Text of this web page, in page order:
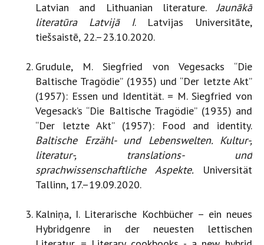
Latvian and Lithuanian literature.Jaunākā
literatūra Latvijā I. Latvijas Universitāte,
tiešsaistē, 22.–23.10.2020.
Grudule, M. Siegfried von Vegesacks “Die
Baltische Tragödie” (1935) und “Der letzte Akt”
(1957): Essen und Identität. = M. Siegfried von
Vegesack’s “Die Baltische Tragödie” (1935) and
“Der letzte Akt” (1957): Food and identity.
Baltische Erzähl- und Lebenswelten. Kultur-,
literatur-, translations- und
sprachwissenschaftliche Aspekte.Universität
Tallinn, 17.–19.09.2020.
Kalniņa, I. Literarische Kochbücher – ein neues
Hybridgenre in der neuesten lettischen